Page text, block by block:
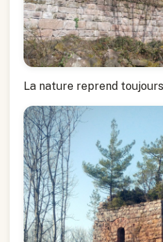
La nature reprend